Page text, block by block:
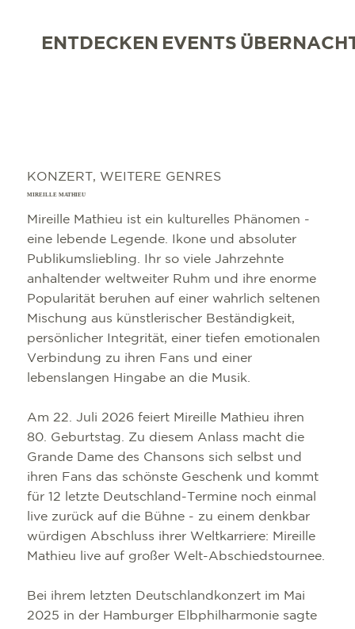
ENTDECKEN EVENTS
KONZERT, WEITERE GENRES
MIREILLE MATHIEU
Mireille Mathieu ist ein kulturelles Phänomen -
eine lebende Legende. Ikone und absoluter
Publikumsliebling. Ihr so viele Jahrzehnte
anhaltender weltweiter Ruhm und ihre enorme
Popularität beruhen auf einer wahrlich seltenen
Mischung aus künstlerischer Beständigkeit,
persönlicher Integrität, einer tiefen emotionalen
Verbindung zu ihren Fans und einer
lebenslangen Hingabe an die Musik.
Am 22. Juli 2026 feiert Mireille Mathieu ihren
80. Geburtstag. Zu diesem Anlass macht die
Grande Dame des Chansons sich selbst und
ihren Fans das schönste Geschenk und kommt
für 12 letzte Deutschland-Termine noch einmal
live zurück auf die Bühne - zu einem denkbar
würdigen Abschluss ihrer Weltkarriere: Mireille
Mathieu live auf großer Welt-Abschiedstournee.
Bei ihrem letzten Deutschlandkonzert im Mai
2025 in der Hamburger Elbphilharmonie sagte